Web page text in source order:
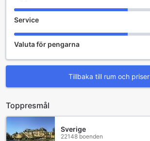
Service
Valuta för pengarna
Tillbaka till rum och priser
Toppresmål
Sverige
22148 boenden